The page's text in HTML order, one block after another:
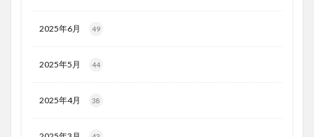
2025年6月 49
2025年5月 44
2025年4月 38